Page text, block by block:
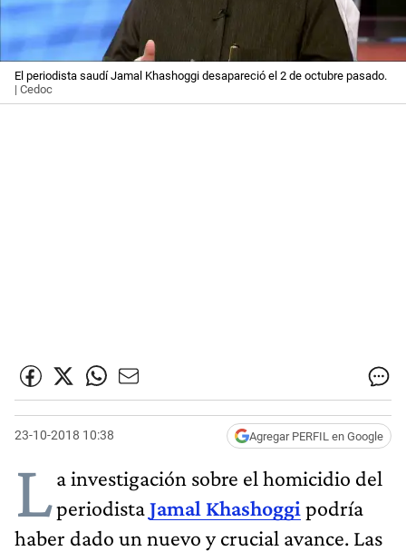
El periodista saudí Jamal Khashoggi desapareció el 2 de octubre pasado.
| Cedoc
23-10-2018 10:38 Agregar PERFIL en Google
La investigación sobre el homicidio del
periodistaJamal Khashoggi podría
haber dado un nuevo y crucial avance. Las